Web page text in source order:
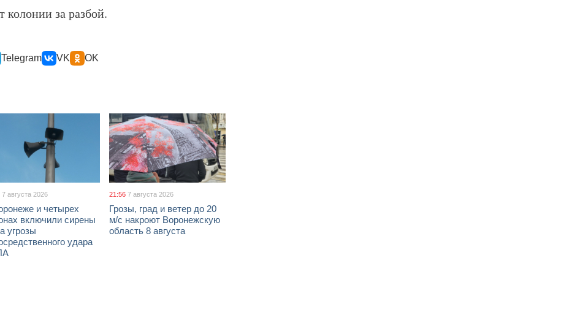
колонии за разбой.
Telegram VK OK
7 августа 2026
и четырех
включили сирены
угрозы
удара
21:56 7 августа 2026
Грозы, град и ветер до 20
м/с накроют Воронежскую
область 8 августа